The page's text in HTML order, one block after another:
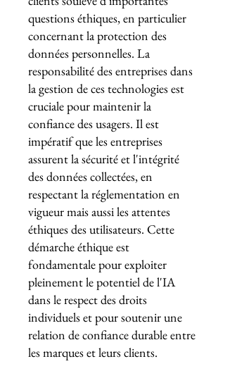
questions éthiques, en particulier
concernant la protection des
données personnelles. La
responsabilité des entreprises dans
la gestion de ces technologies est
cruciale pour maintenir la
confiance des usagers. Il est
impératif que les entreprises
assurent la sécurité et l'intégrité
des données collectées, en
respectant la réglementation en
vigueur mais aussi les attentes
éthiques des utilisateurs. Cette
démarche éthique est
fondamentale pour exploiter
pleinement le potentiel de l'IA
dans le respect des droits
individuels et pour soutenir une
relation de confiance durable entre
les marques et leurs clients.